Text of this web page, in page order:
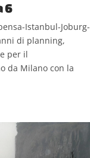
6
Istanbul-Joburg-
di planning,
per il
da Milano con la